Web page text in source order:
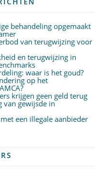
behandeling opgemaakt
van terugwijzing voor
en terugwijzing in
waar is het goud?
op het
krijgen geen geld terug
van gewijsde in
een illegale aanbieder